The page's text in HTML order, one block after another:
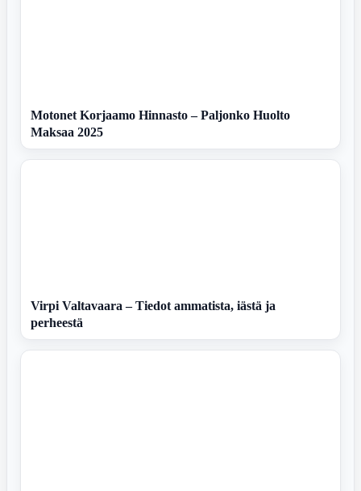
Motonet Korjaamo Hinnasto – Paljonko Huolto
Maksaa 2025
Virpi Valtavaara – Tiedot ammatista, iästä ja
perheestä